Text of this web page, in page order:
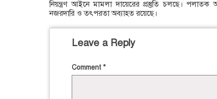
নিয়ন্ত্রণ আইনে মামলা দায়েরের প্রস্তুতি চলছে। পলাতক
নজরদারি ও তৎপরতা অব্যাহত রয়েছে।
Leave a Reply
Comment *